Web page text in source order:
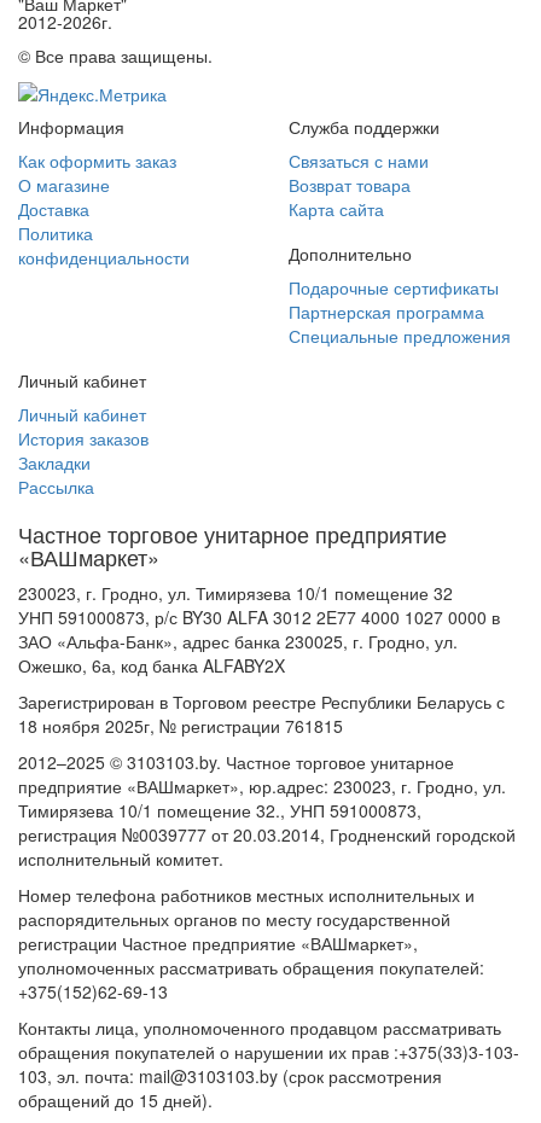
2012-2026г.
© Все права защищены.
Информация
Как оформить заказ
О магазине
Доставка
Политика
конфиденциальности
Служба поддержки
Связаться с нами
Возврат товара
Карта сайта
Дополнительно
Подарочные сертификаты
Партнерская программа
Специальные предложения
Личный кабинет
Личный кабинет
История заказов
Закладки
Рассылка
Частное торговое унитарное предприятие
«ВАШмаркет»
230023, г. Гродно, ул. Тимирязева 10/1 помещение 32
УНП 591000873, р/с BY30 ALFA 3012 2E77 4000 1027 0000 в
ЗАО «Альфа-Банк», адрес банка 230025, г. Гродно, ул.
Ожешко, 6а, код банка ALFABY2X
Зарегистрирован в Торговом реестре Республики Беларусь с
18 ноября 2025г, № регистрации 761815
2012–2025 © 3103103.by. Частное торговое унитарное
предприятие «ВАШмаркет», юр.адрес: 230023, г. Гродно, ул.
Тимирязева 10/1 помещение 32., УНП 591000873,
регистрация №0039777 от 20.03.2014, Гродненский городской
исполнительный комитет.
Номер телефона работников местных исполнительных и
распорядительных органов по месту государственной
регистрации Частное предприятие «ВАШмаркет»,
уполномоченных рассматривать обращения покупателей:
+375(152)62-69-13
Контакты лица, уполномоченного продавцом рассматривать
обращения покупателей о нарушении их прав :+375(33)3-103-
103, эл. почта: mail@3103103.by (срок рассмотрения
обращений до 15 дней).